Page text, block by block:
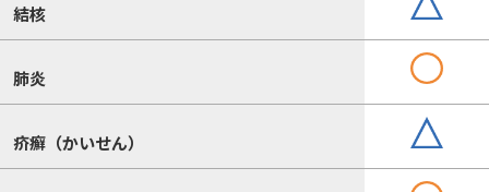
結核
肺炎
疥癬（かいせん）